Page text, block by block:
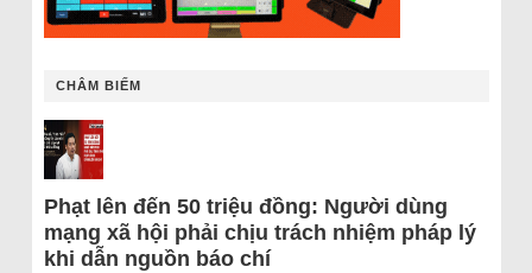
CHÂM BIẾM
Phạt lên đến 50 triệu đồng: Người dùng
mạng xã hội phải chịu trách nhiệm pháp lý
khi dẫn nguồn báo chí